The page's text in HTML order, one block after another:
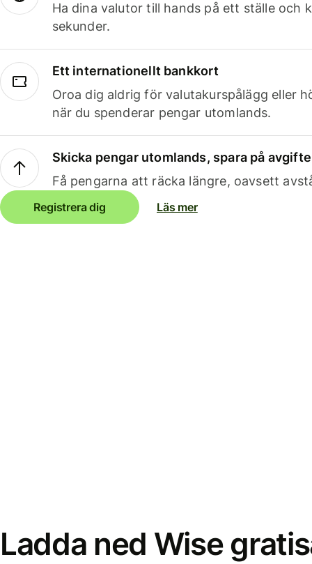
Ha dina valutor till hands på ett ställe och
sekunder.
Ett internationellt bankkort
Oroa dig aldrig för valutakurspålägg eller
när du spenderar pengar utomlands.
Skicka pengar utomlands, spara på
Få pengarna att räcka längre, oavsett
Registrera dig Läs mer
Ladda ned Wise